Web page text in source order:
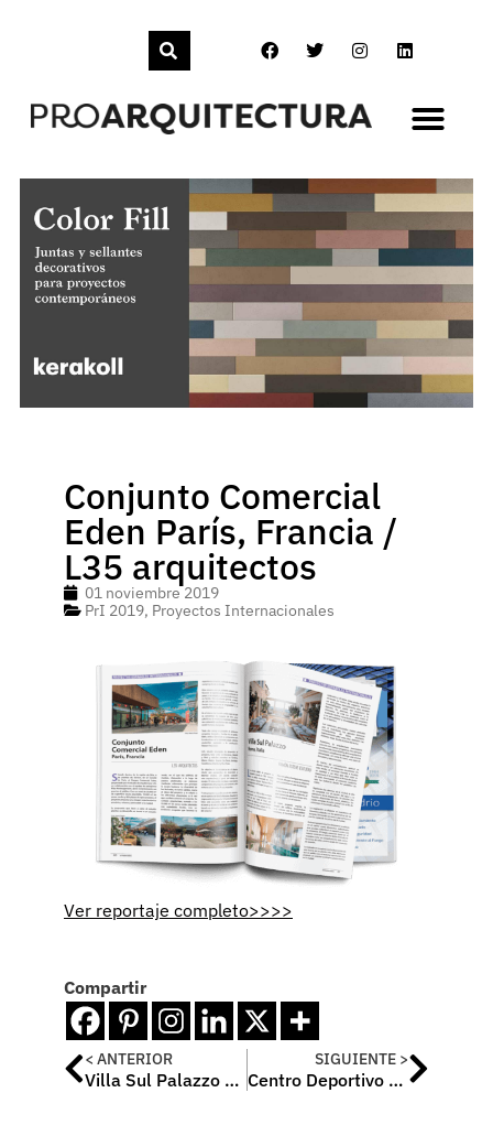
Conjunto Comercial
Eden París, Francia /
L35 arquitectos
01 noviembre 2019
PrI 2019, Proyectos Internacionales
Ver reportaje completo>>>>
Compartir
< ANTERIOR
Villa Sul Palazzo Roma, Italia / Ramón Esteve Estudio
SIGUIENTE >
Centro Deportivo Queens Center, Palma de Mallorca / Alfonso Reina Arquitectura